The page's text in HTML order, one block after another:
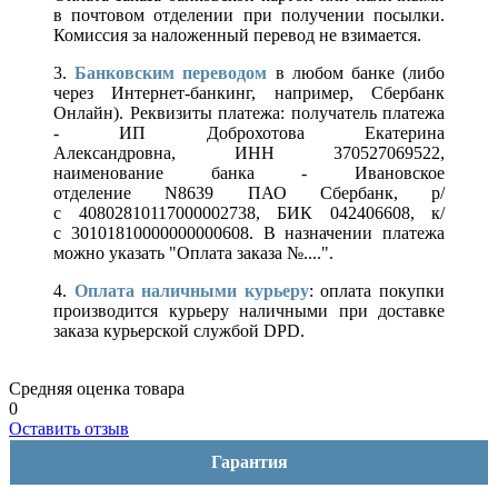
в почтовом отделении при получении посылки.
Комиссия за наложенный перевод не взимается.
3.Банковским переводом в любом банке (либо
через Интернет-банкинг, например, Сбербанк
Онлайн). Реквизиты платежа: получатель платежа
- ИП Доброхотова Екатерина
Александровна, ИНН 370527069522,
наименование банка - Ивановское
отделение N8639 ПАО Сбербанк, р/
с 40802810117000002738, БИК 042406608, к/
с 30101810000000000608. В назначении платежа
можно указать "Оплата заказа №....".
4. Оплата наличными курьеру: оплата покупки
производится курьеру наличными при доставке
заказа курьерской службой DPD.
Средняя оценка товара
0
Оставить отзыв
Гарантия